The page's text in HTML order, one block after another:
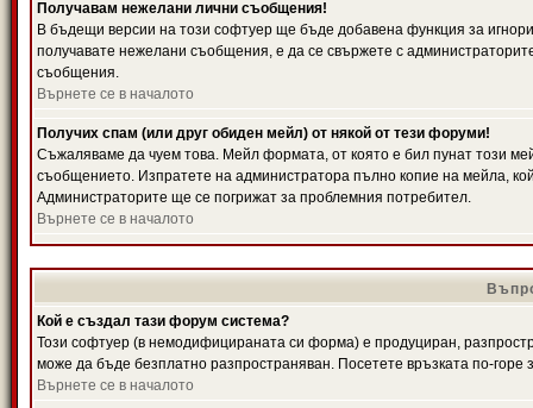
Получавам нежелани лични съобщения!
В бъдещи версии на този софтуер ще бъде добавена функция за
получавате нежелани съобщения, е да се свържете с
съобщения.
Върнете се в началото
Получих спам (или друг обиден мейл) от някой от тези форуми!
Съжаляваме да чуем това. Мейл формата, от която е бил пунат този
съобщението. Изпратете на администратора пълно копие на мейла,
Администраторите ще се погрижат за проблемния потребител.
Върнете се в началото
Кой е създал тази форум система?
Този софтуер (в немодифицираната си форма) е продуциран,
може да бъде безплатно разпространяван. Посетете връзката по-горе
Върнете се в началото